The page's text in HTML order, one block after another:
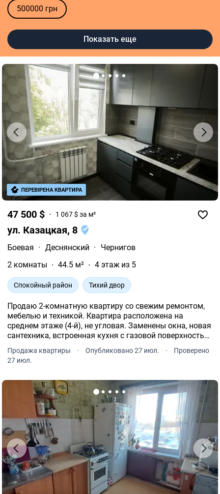
500000 грн
Стоимость в USD
25000 usd 26000 usd 27000 usd
28000 usd 30000 usd 35000 usd
40000 usd 45000 usd 50000 usd
60000 usd
Показать еще
47 500 $ 1 067 $ за м²
ул. Казацкая, 8
Боевая · Деснянский ·
Чернигов
2 комнаты
44.5 м² 4 этаж из 5
Спокойный район Тихий двор
Продаю 2-комнатную квартиру со свежим ремонтом,
мебелью и техникой. Квартира расположена на
среднем этаже (4-й), не угловая. Заменены окна, новая
сантехника, встроенная кухня с газовой поверхностью
Продажа квартиры · Опубликовано 27 июл. ·
Проверено
27 июл.
ПЕРЕВІРЕНА КВАРТИРА